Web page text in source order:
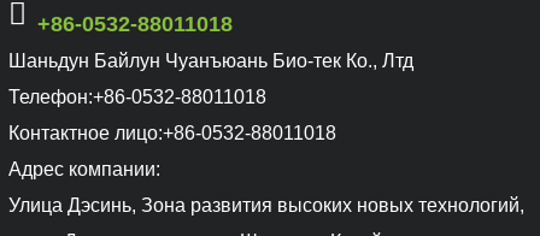
+86-0532-88011018
Шаньдун Байлун Чуанъюань Био-тек Ко., Лтд
Телефон:+86-0532-88011018
Контактное лицо:+86-0532-88011018
Адрес компании:
Улица Дэсинь, Зона развития высоких новых технологий,